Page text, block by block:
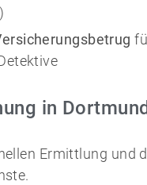
in Dortmund
Ermittlung und